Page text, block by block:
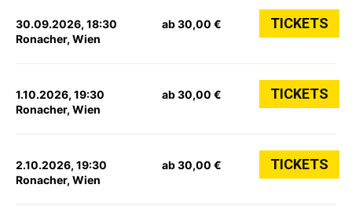
30.09.2026, 18:30
Ronacher, Wien
ab 30,00 € TICKETS
1.10.2026, 19:30
Ronacher, Wien
ab 30,00 € TICKETS
2.10.2026, 19:30
Ronacher, Wien
ab 30,00 € TICKETS